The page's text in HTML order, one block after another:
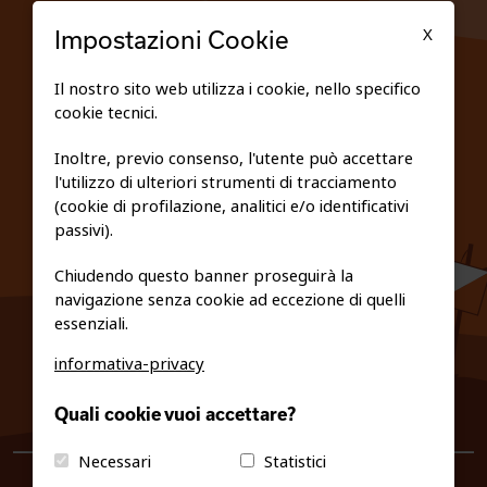
PRIVACY E COOKIE POLICY
info@fiso.it|fiso@pec-mail.eu
X
Impostazioni Cookie
Il nostro sito web utilizza i cookie, nello specifico
cookie tecnici.
Inoltre, previo consenso, l'utente può accettare
l'utilizzo di ulteriori strumenti di tracciamento
(cookie di profilazione, analitici e/o identificativi
passivi).
Chiudendo questo banner proseguirà la
navigazione senza cookie ad eccezione di quelli
essenziali.
informativa-privacy
Quali cookie vuoi accettare?
Necessari Statistici